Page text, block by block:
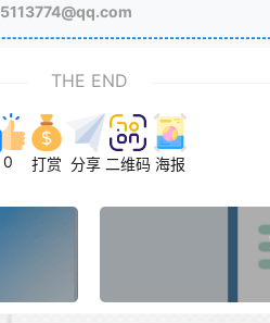
THE END
0 打赏 分享 二维码 海报